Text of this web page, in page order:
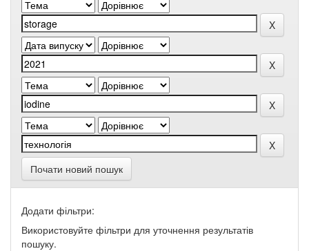
Почати новий пошук
Додати фільтри:
Використовуйте фільтри для уточнення результатів
пошуку.